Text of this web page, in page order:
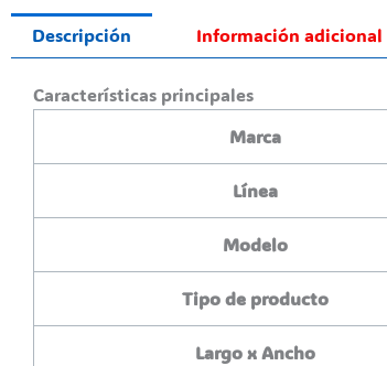
Descripción Información adicional
Características principales
Marca
Línea
Modelo
Tipo de producto
Largo x Ancho